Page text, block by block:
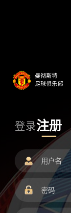
登录注册